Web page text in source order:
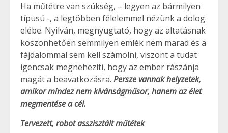
Ha műtétre van szükség, – legyen az bármilyen
típusú -, a legtöbben félelemmel nézünk a dolog
elébe. Nyilván, megnyugtató, hogy az altatásnak
köszönhetően semmilyen emlék nem marad és a
fájdalommal sem kell számolni, viszont a tudat
igencsak megnehezíti, hogy az ember rászánja
magát a beavatkozásra. Persze vannak helyzetek,
amikor mindez nem kívánságműsor, hanem az élet
megmentése a cél.
Tervezett, robot asszisztált műtétek